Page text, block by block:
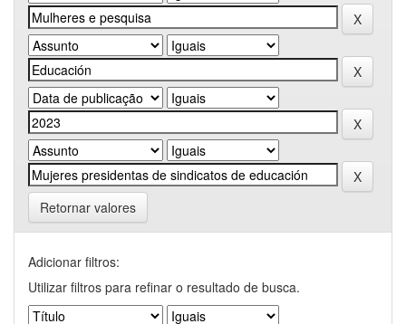
Retornar valores
Adicionar filtros:
Utilizar filtros para refinar o resultado de busca.